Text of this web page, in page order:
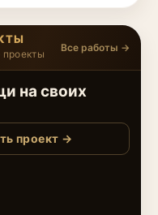
Все работы →
›
5/12
доме
проект →